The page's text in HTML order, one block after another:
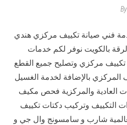
By
فني صيانة تكييف مركزي هندي
الرقة بالكويت نوفر لكم خدمات
مركزي وتصليح جميع القطع
المركزي بالإضافة لخدمة الغسيل
العادية والمركزية فحص مكيف
التكييف وتركيب دكتات تكييف
شارب و سامسونج وال جي و